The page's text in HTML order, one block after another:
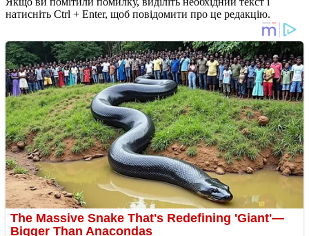
натисніть Ctrl + Enter, щоб повідомити про це редакцію.